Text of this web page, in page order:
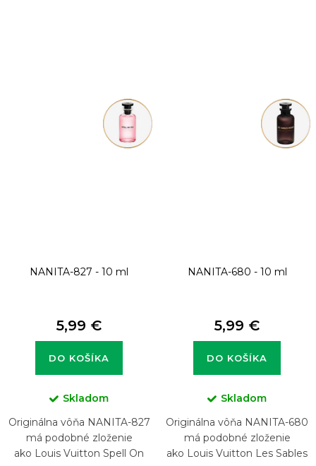
NANITA-827 - 10 ml
5,99 €
DO KOŠÍKA
Skladom
Originálna vôňa NANITA-827
má podobné zloženie
ako Louis Vuitton Spell On
NANITA-680 - 10 ml
5,99 €
DO KOŠÍKA
Skladom
Originálna vôňa NANITA-680
má podobné zloženie
ako Louis Vuitton Les Sables